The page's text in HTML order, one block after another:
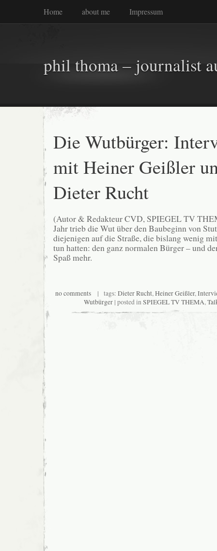
Home about me Impressum
phil thoma – journalist
Die Wutbürger:
mit Heiner Geißler
Dieter Rucht
(Autor & Redakteur CVD, SPIEGEL TV
Jahr trieb die Wut über den Baubeginn von
diejenigen auf die Straße, die bislang wenig
tun hatten: den ganz normalen Bürger – und
Spaß mehr.
no comments| tags: Dieter Rucht, Heiner Geißler,
Wutbürger| posted in SPIEGEL TV THEMA,